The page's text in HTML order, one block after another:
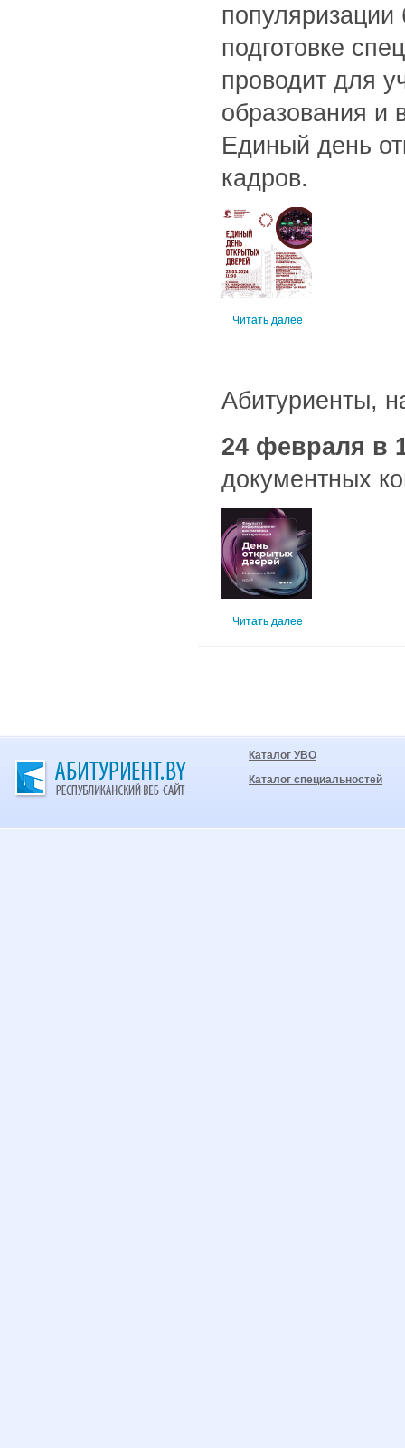
подготовке
проводит для
образования и
Единый день
кадров.
Читать далее
Абитуриенты,
24 февраля в
документных
Читать далее
Каталог УВО
Каталог специальностей